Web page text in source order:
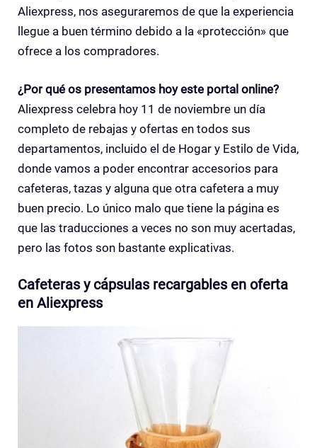
Aliexpress, nos aseguraremos de que la experiencia
llegue a buen término debido a la «protección» que
ofrece a los compradores.
¿Por qué os presentamos hoy este portal online?
Aliexpress celebra hoy 11 de noviembre un día
completo de rebajas y ofertas en todos sus
departamentos, incluido el de Hogar y Estilo de Vida,
donde vamos a poder encontrar accesorios para
cafeteras, tazas y alguna que otra cafetera a muy
buen precio. Lo único malo que tiene la página es
que las traducciones a veces no son muy acertadas,
pero las fotos son bastante explicativas.
Cafeteras y cápsulas recargables en oferta
en Aliexpress